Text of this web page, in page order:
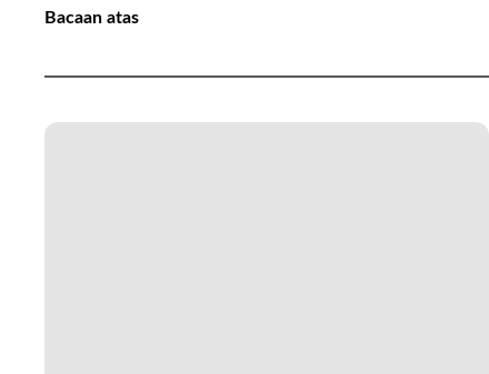
Bacaan atas